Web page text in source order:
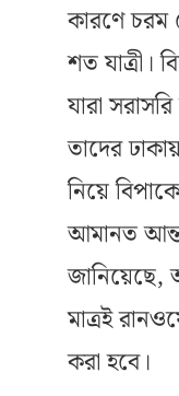
কারণে চরম
শত যাত্রী।
যারা
তাদের
নিয়ে
আমানত
জানিয়েছে,
মাত্রই
করা হবে।